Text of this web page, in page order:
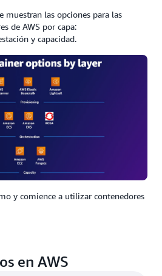
muestran las opciones para las
de AWS por capa:
y capacidad.
y comience a utilizar contenedores
en AWS